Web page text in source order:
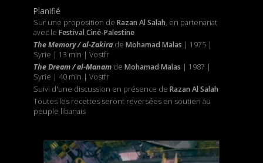
Planifié
Sur une proposition de Razan Al Salah, en partenariat
avec le Festival Ciné-Palestine
The Memory / al-Zakirade Mohamad Malas | 1975 |
Syrie | 13 min | Vostfr
The Dream / al-Manamde Mohamad Malas | 1987 |
Syrie | 40 min | Vostfr
Suivi d'une discussion en présence de Razan Al Salah
Toutes les recettes seront reversées en soutien au
peuple libanais